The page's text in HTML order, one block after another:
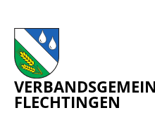
FLECHTINGEN